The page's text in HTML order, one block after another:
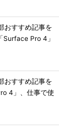
おすすめ記事を
Pro 4」
おすすめ記事を
4」、仕事で使